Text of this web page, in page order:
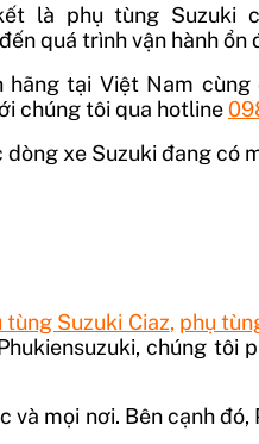
là phụ tùng Suzuki
quá trình vận hành ổn
hãng tại Việt Nam
chúng tôi qua hotline
xe Suzuki đang có
tùng Suzuki Ciaz, phụ
chúng
mọi nơi. Bên cạnh